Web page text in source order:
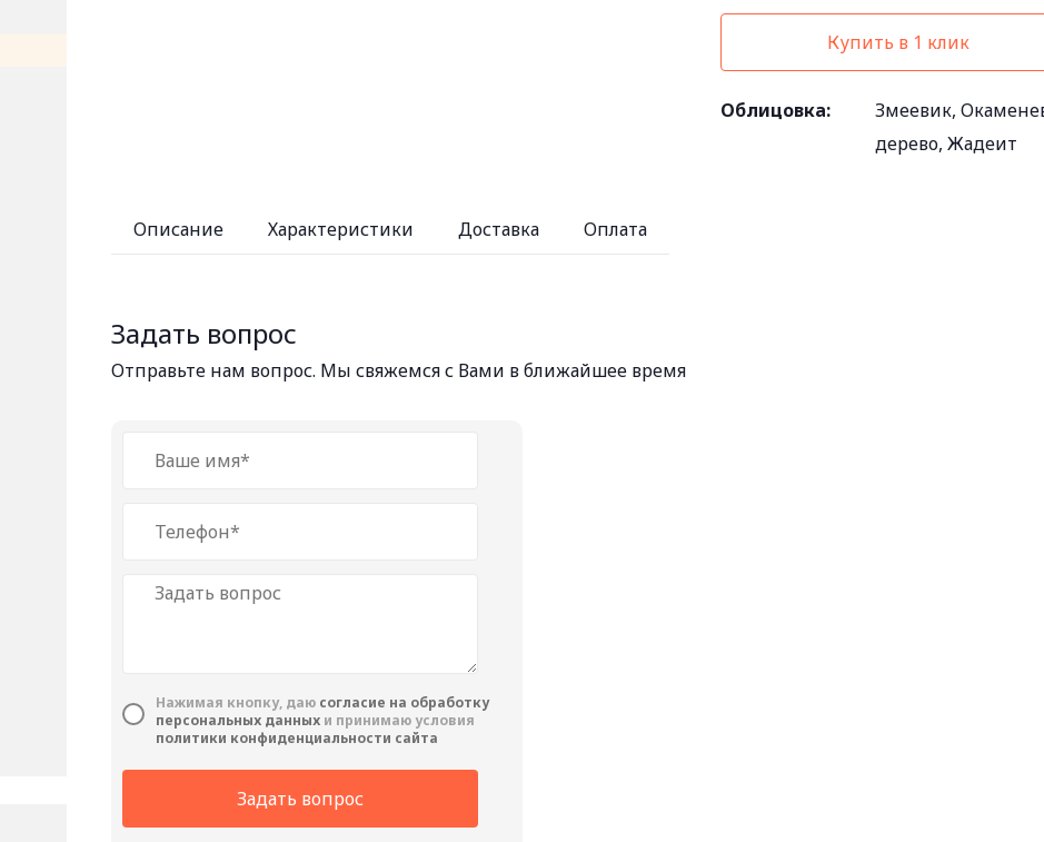
Купить в 1 клик
Облицовка:
Змеевик,
дерево, Жадеит
Описание Характеристики Доставка Оплата
Задать вопрос
Отправьте нам вопрос. Мы свяжемся с Вами в ближайшее время
Нажимая кнопку, даю cогласие на обработку
персональных данных и принимаю условия
политики конфиденциальности сайта
Задать вопрос